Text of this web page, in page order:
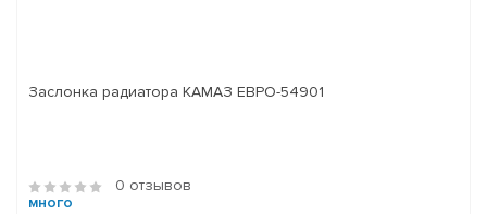
Заслонка радиатора КАМАЗ ЕВРО-54901
0 отзывов
много